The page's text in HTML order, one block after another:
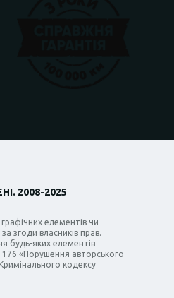
2008-2025
елементів чи
згоди власників прав.
будь-яких елементів
«Порушення авторського
кодексу